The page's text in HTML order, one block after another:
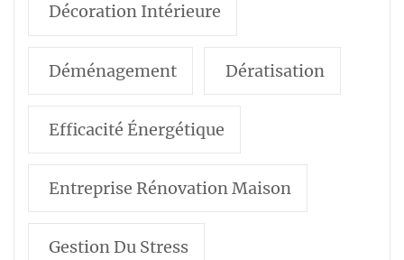
Décoration Intérieure
Déménagement Dératisation
Efficacité Énergétique
Entreprise Rénovation Maison
Gestion Du Stress